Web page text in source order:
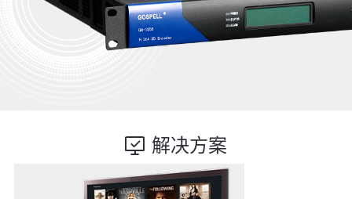
解决方案